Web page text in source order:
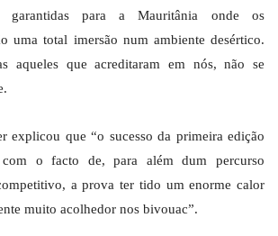
garantidas para a Mauritânia onde os
uma total imersão num ambiente desértico.
aqueles que acreditaram em nós, não se
explicou que “o sucesso da primeira edição
o facto de, para além dum percurso
a prova ter tido um enorme calor
muito acolhedor nos bivouac”.